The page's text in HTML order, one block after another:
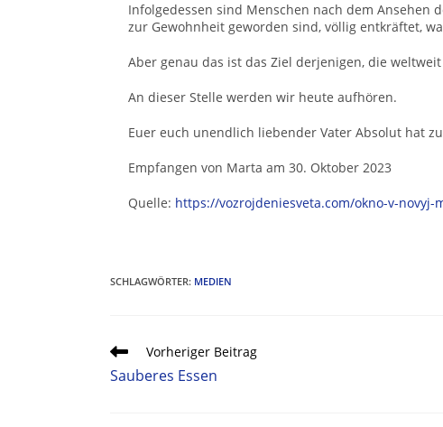
Infolgedessen sind Menschen nach dem
zur Gewohnheit geworden sind, völlig entkräftet,
Aber genau das ist das Ziel derjenigen, die
An dieser Stelle werden wir heute aufhören.
Euer euch unendlich liebender Vater Absolut hat
Empfangen von Marta am 30. Oktober 2023
Quelle: https://vozrojdeniesveta.com/okno-v-novyj-
SCHLAGWÖRTER: MEDIEN
Vorheriger Beitrag
Sauberes Essen